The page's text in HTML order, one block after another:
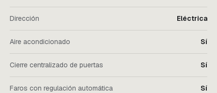
Dirección Eléctrica
Aire acondicionado Sí
Cierre centralizado de puertas Sí
Faros con regulación automática Sí